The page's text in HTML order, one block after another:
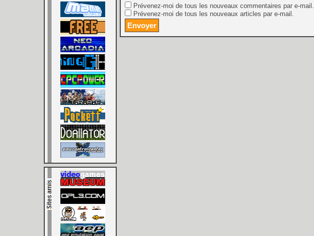
Prévenez-moi de tous les nouveaux commentaires par e-mail.
Prévenez-moi de tous les nouveaux articles par e-mail.